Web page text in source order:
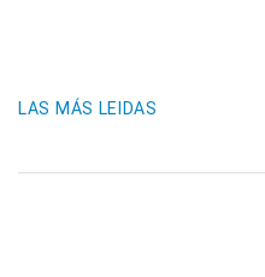
LAS MÁS LEIDAS